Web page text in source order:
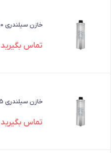
خازن سیلندری 50 کیلووار پارس فانال PFCA-RMC41
تماس بگیرید
خازن سیلندری 7.5 کیلووار پارس فانال PFCA-RMC41
تماس بگیرید